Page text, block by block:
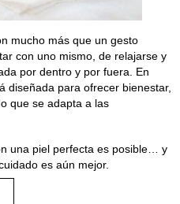
mucho más que un gesto
con uno mismo, de relajarse y
por dentro y por fuera. En
diseñada para ofrecer bienestar,
que se adapta a las
una piel perfecta es posible… y
es aún mejor.